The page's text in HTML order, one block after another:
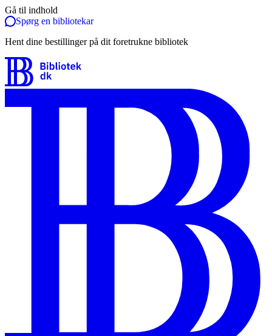
Gå til indhold
Spørg en bibliotekar
Hent dine bestillinger på dit foretrukne bibliotek